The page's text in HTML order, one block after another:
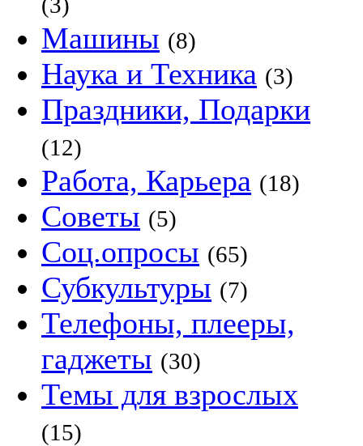
Машины (8)
Наука и Техника (3)
Праздники, Подарки
(12)
Работа, Карьера (18)
Советы (5)
Соц.опросы (65)
Субкультуры (7)
Телефоны, плееры,
гаджеты (30)
Темы для взрослых
(15)